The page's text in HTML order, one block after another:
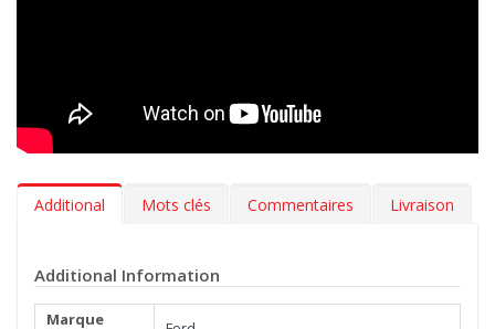
II 11.2010-10.2015. Vous pouvez, par ailleurs, décider d’ajouter
gratuitement, une talonnette, pour protéger la zone la plus
exposée à l’usure.
Additional Mots clés Commentaires Livraison
Additional Information
Marque